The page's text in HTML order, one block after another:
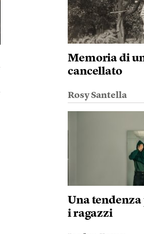
Memoria di
cancellato
Rosy Santella
Una
i ragazzi